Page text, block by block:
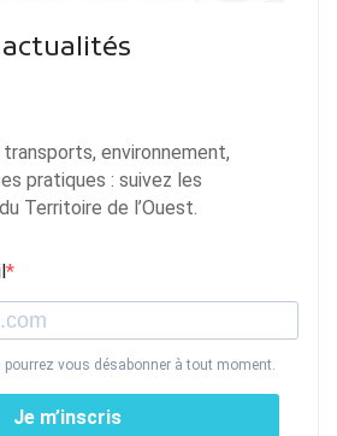
actualités
environnement,
pratiques : suivez les
Territoire de l’Ouest.
vous désabonner à tout moment.
Je m’inscris